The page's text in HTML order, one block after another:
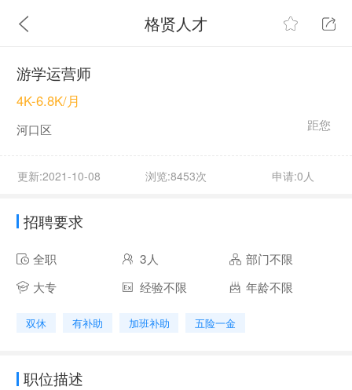
格贤人才
游学运营师
距您
4K-6.8K/月
河口区
更新:2021-10-08 浏览:8453次 申请:0人
招聘要求
全职 3人
部门不限
大专
经验不限 年龄不限
双休 有补助 加班补助 五险一金
职位描述